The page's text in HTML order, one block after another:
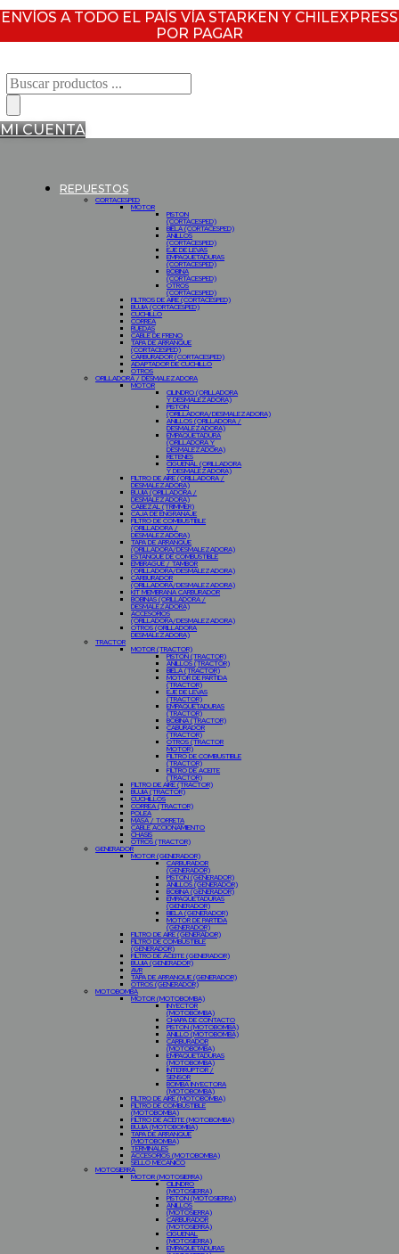
ENVÍOS A TODO EL PAÍS VÍA STARKEN Y CHILEXPRESS
POR PAGAR
Búsqueda
de
productos
MI CUENTA
REPUESTOS
CORTACESPED
MOTOR
PISTON
(CORTACESPED)
BIELA (CORTACESPED)
ANILLOS
(CORTACESPED)
EJE DE LEVAS
EMPAQUETADURAS
(CORTACESPED)
BOBINA
(CORTACESPED)
OTROS
(CORTACESPED)
FILTROS DE AIRE (CORTACESPED)
BUJIA (CORTACESPED)
CUCHILLO
CORREA
RUEDAS
CABLE DE FRENO
TAPA DE ARRANQUE
(CORTACESPED)
CARBURADOR (CORTACESPED)
ADAPTADOR DE CUCHILLO
OTROS
ORILLADORA / DESMALEZADORA
MOTOR
CILINDRO (ORILLADORA
Y DESMALEZADORA)
PISTON
(ORILLADORA/DESMALEZADORA)
ANILLOS (ORILLADORA /
DESMALEZADORA)
EMPAQUETADURA
(ORILLADORA Y
DESMALEZADORA)
RETENES
CIGÜEÑAL (ORILLADORA
Y DESMALEZADORA)
FILTRO DE AIRE (ORILLADORA /
DESMALEZADORA)
BUJIA (ORILLADORA /
DESMALEZADORA)
CABEZAL (TRIMMER)
CAJA DE ENGRANAJE
FILTRO DE COMBUSTIBLE
(ORILLADORA /
DESMALEZADORA)
TAPA DE ARRANQUE
(ORILLADORA/DESMALEZADORA)
ESTANQUE DE COMBUSTIBLE
EMBRAGUE / TAMBOR
(ORILLADORA/DESMALEZADORA)
CARBURADOR
(ORILLADORA/DESMALEZADORA)
KIT MEMBRANA CARBURADOR
BOBINAS (ORILLADORA /
DESMALEZADORA)
ACCESORIOS
(ORILLADORA/DESMALEZADORA)
OTROS (ORILLADORA
DESMALEZADORA)
TRACTOR
MOTOR (TRACTOR)
PISTON (TRACTOR)
ANILLOS (TRACTOR)
BIELA (TRACTOR)
MOTOR DE PARTIDA
(TRACTOR)
EJE DE LEVAS
(TRACTOR)
EMPAQUETADURAS
(TRACTOR)
BOBINA (TRACTOR)
CABURADOR
(TRACTOR)
OTROS (TRACTOR
MOTOR)
FILTRO DE COMBUSTIBLE
(TRACTOR)
FILTRO DE ACEITE
(TRACTOR)
FILTRO DE AIRE (TRACTOR)
BUJIA (TRACTOR)
CUCHILLOS
CORREA (TRACTOR)
POLEA
MASA / TORRETA
CABLE ACCIONAMIENTO
CHASIS
OTROS (TRACTOR)
GENERADOR
MOTOR (GENERADOR)
CARBURADOR
(GENERADOR)
PISTON (GENERADOR)
ANILLOS (GENERADOR)
BOBINA (GENERADOR)
EMPAQUETADURAS
(GENERADOR)
BIELA (GENERADOR)
MOTOR DE PARTIDA
(GENERADOR)
FILTRO DE AIRE (GENERADOR)
FILTRO DE COMBUSTIBLE
(GENERADOR)
FILTRO DE ACEITE (GENERADOR)
BUJIA (GENERADOR)
AVR
TAPA DE ARRANQUE (GENERADOR)
OTROS (GENERADOR)
MOTOBOMBA
MOTOR (MOTOBOMBA)
INYECTOR
(MOTOBOMBA)
CHAPA DE CONTACTO
PISTON (MOTOBOMBA)
ANILLO (MOTOBOMBA)
CARBURADOR
(MOTOBOMBA)
EMPAQUETADURAS
(MOTOBOMBA)
INTERRUPTOR /
SENSOR
BOMBA INYECTORA
(MOTOBOMBA)
FILTRO DE AIRE (MOTOBOMBA)
FILTRO DE COMBUSTIBLE
(MOTOBOMBA)
FILTRO DE ACEITE (MOTOBOMBA)
BUJIA (MOTOBOMBA)
TAPA DE ARRANQUE
(MOTOBOMBA)
TERMINALES
ACCESORIOS (MOTOBOMBA)
SELLO MECANICO
MOTOSIERRA
MOTOR (MOTOSIERRA)
CILINDRO
(MOTOSIERRA)
PISTON (MOTOSIERRA)
ANILLOS
(MOTOSIERRA)
CARBURADOR
(MOTOSIERRA)
CIGÜEÑAL
(MOTOSIERRA)
EMPAQUETADURAS